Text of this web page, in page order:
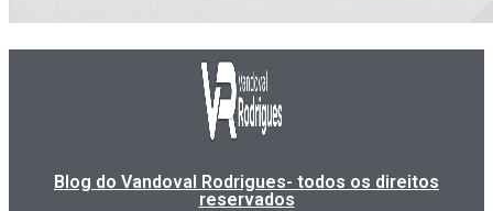
Blog do Vandoval Rodrigues- todos os direitos
reservados